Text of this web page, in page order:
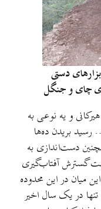
ابزارهای دستی
چای و جنگل
و یه نوعی به
رسید بریدن ده‌ها
دست‌اندازی به
گسترش آفتاب‌گیری
میان در این محدوده
در یک سال اخیر